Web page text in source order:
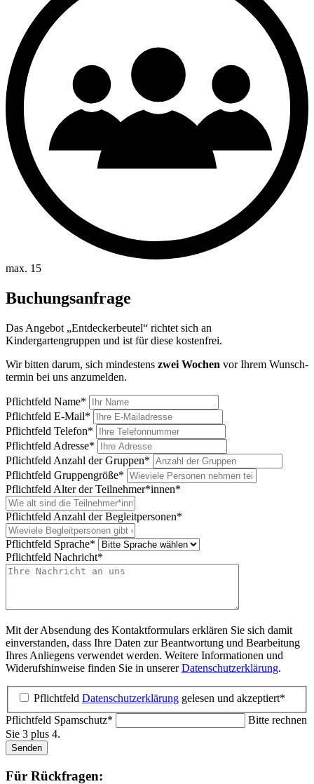
max. 15
Buchungsanfrage
Das Angebot „Entdeckerbeutel“ richtet sich an
Kindergartengruppen und ist für diese kostenfrei.
Wir bitten darum, sich mindes­tens zwei Wochen vor Ihrem Wunsch­
termin bei uns anzu­melden.
Pflichtfeld Name*
Pflichtfeld E-Mail*
Pflichtfeld Telefon*
Pflichtfeld Adresse*
Pflichtfeld Anzahl der Gruppen*
Pflichtfeld Gruppengröße*
Pflichtfeld Alter der Teilnehmer*innen*
Pflichtfeld Anzahl der Begleitpersonen*
Pflichtfeld Sprache*
Pflichtfeld Nachricht*
Mit der Absendung des Kontaktformulars erklären Sie sich damit
einverstanden, dass Ihre Daten zur Beantwortung und Bearbeitung
Ihres Anliegens verwendet werden. Weitere Informationen und
Widerufshinweise finden Sie in unsererDatenschutzerklärung.
Pflichtfeld Datenschutzerklärung gelesen und akzeptiert*
Pflichtfeld Spamschutz*
Bitte rechnen
Sie 3 plus 4.
Senden
Für Rückfragen: